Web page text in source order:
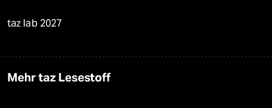
taz lab 2027
Mehr taz Lesestoff